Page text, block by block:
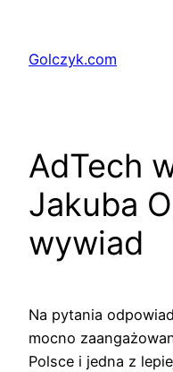
treściGolczyk.com
AdTech
Jakuba
wywiad
Na pytania
mocno
Polsce i jedna z